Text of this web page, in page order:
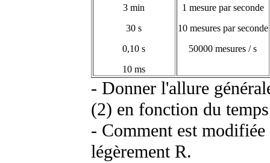
3 min
30 s
0,10 s
10 ms
1 mesure par seconde
10 mesures par seconde
50000 mesures / s
- Donner l'allure
(2) en fonction du
- Comment est
légèrement R.